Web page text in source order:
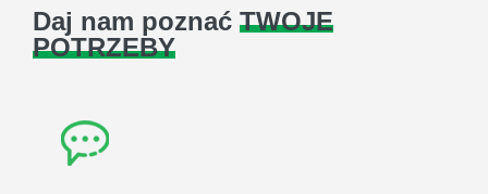
Daj nam poznać TWOJE
POTRZEBY